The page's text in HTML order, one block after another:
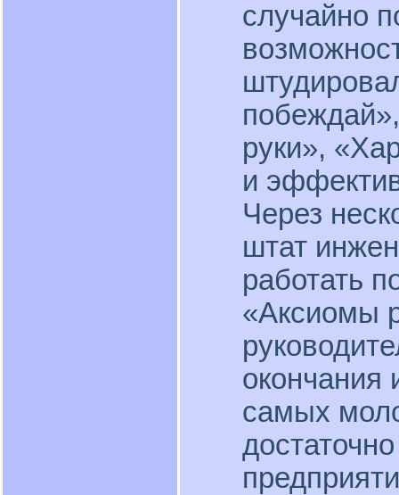
случайно
руки»,
и
Через
штат
работать
«Аксиомы
окончания
самых